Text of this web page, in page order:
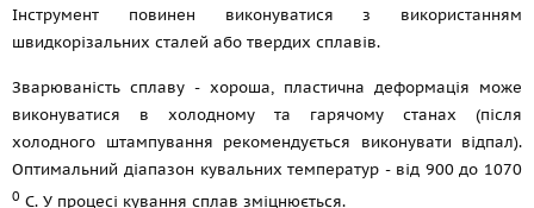
Інструмент повинен виконуватися з використанням
швидкорізальних сталей або твердих сплавів.
Зварюваність сплаву - хороша, пластична деформація може
виконуватися в холодному та гарячому станах (після
холодного штампування рекомендується виконувати відпал).
Оптимальний діапазон кувальних температур - від 900 до 1070
0 С. У процесі кування сплав зміцнюється.